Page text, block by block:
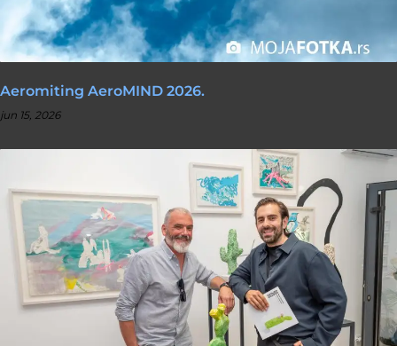
Aeromiting AeroMIND 2026.
jun 15, 2026